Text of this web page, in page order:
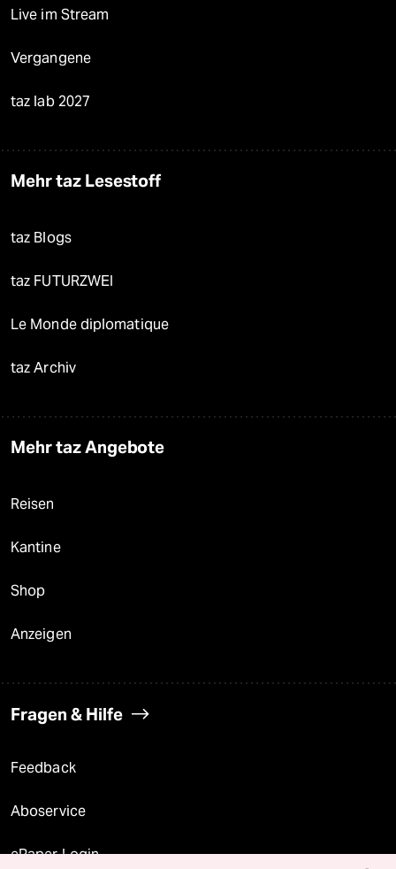
Live im Stream
Vergangene
taz lab 2027
Mehr taz Lesestoff
taz Blogs
taz FUTURZWEI
Le Monde diplomatique
taz Archiv
Mehr taz Angebote
Reisen
Kantine
Shop
Anzeigen
Fragen & Hilfe
Feedback
Aboservice
ePaper Login